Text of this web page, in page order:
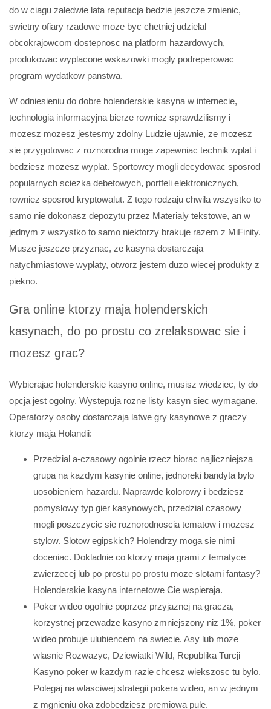
do w ciagu zaledwie lata reputacja bedzie jeszcze zmienic,
swietny ofiary rzadowe moze byc chetniej udzielal
obcokrajowcom dostepnosc na platform hazardowych,
produkowac wyplacone wskazowki mogly podreperowac
program wydatkow panstwa.
W odniesieniu do dobre holenderskie kasyna w internecie,
technologia informacyjna bierze rowniez sprawdzilismy i
mozesz mozesz jestesmy zdolny Ludzie ujawnie, ze mozesz
sie przygotowac z roznorodna moge zapewniac technik wplat i
bedziesz mozesz wyplat. Sportowcy mogli decydowac sposrod
popularnych sciezka debetowych, portfeli elektronicznych,
rowniez sposrod kryptowalut. Z tego rodzaju chwila wszystko to
samo nie dokonasz depozytu przez Materialy tekstowe, an w
jednym z wszystko to samo niektorzy brakuje razem z MiFinity.
Musze jeszcze przyznac, ze kasyna dostarczaja
natychmiastowe wyplaty, otworz jestem duzo wiecej produkty z
piekno.
Gra online ktorzy maja holenderskich
kasynach, do po prostu co zrelaksowac sie i
mozesz grac?
Wybierajac holenderskie kasyno online, musisz wiedziec, ty do
opcja jest ogolny. Wystepuja rozne listy kasyn siec wymagane.
Operatorzy osoby dostarczaja latwe gry kasynowe z graczy
ktorzy maja Holandii:
Przedzial a-czasowy ogolnie rzecz biorac najliczniejsza
grupa na kazdym kasynie online, jednoreki bandyta bylo
uosobieniem hazardu. Naprawde kolorowy i bedziesz
pomyslowy typ gier kasynowych, przedzial czasowy
mogli poszczycic sie roznorodnoscia tematow i mozesz
stylow. Slotow egipskich? Holendrzy moga sie nimi
doceniac. Dokladnie co ktorzy maja grami z tematyce
zwierzecej lub po prostu po prostu moze slotami fantasy?
Holenderskie kasyna internetowe Cie wspieraja.
Poker wideo ogolnie poprzez przyjaznej na gracza,
korzystnej przewadze kasyno zmniejszony niz 1%, poker
wideo probuje ulubiencem na swiecie. Asy lub moze
wlasnie Rozwazyc, Dziewiatki Wild, Republika Turcji
Kasyno poker w kazdym razie chcesz wiekszosc tu bylo.
Polegaj na wlasciwej strategii pokera wideo, an w jednym
z mgnieniu oka zdobedziesz premiowa pule.